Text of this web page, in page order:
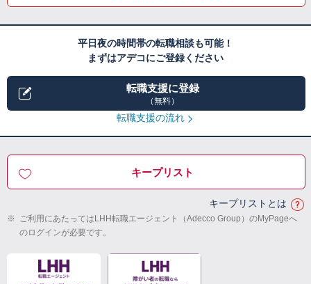
平日夜の時間帯の転職相談も可能！
まずはアデコにご登録ください
転職支援に登録
（無料）
転職支援の流れ
キープリスト
キープリストとは
※ ご利用にあたってはLHH転職エージェント（Adecco Group）のMyPageへ
のログインが必要です。